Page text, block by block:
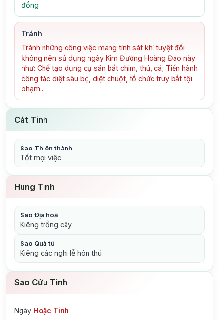
đồng
Tránh
Tránh những công việc mang tính sát khí tuyệt đối
không nên sử dụng ngày Kim Đường Hoàng Đạo này
như: Chế tạo dụng cụ săn bắt chim, thú, cá; Tiến hành
công tác diệt sâu bọ, diệt chuột, tổ chức truy bắt tội
phạm...
Cát Tinh
Sao Thiên thành
Tốt mọi việc
Hung Tinh
Sao Địa hoả
Kiêng trồng cây
Sao Quả tú
Kiêng các nghi lễ hôn thú
Sao Cửu Tinh
Ngày Hoặc Tinh